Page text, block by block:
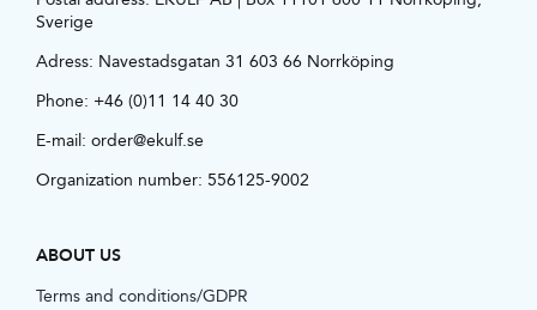
Sverige
Adress: Navestadsgatan 31 603 66 Norrköping
Phone: +46 (0)11 14 40 30
E-mail: order@ekulf.se
Organization number: 556125-9002
ABOUT US
Terms and conditions/GDPR